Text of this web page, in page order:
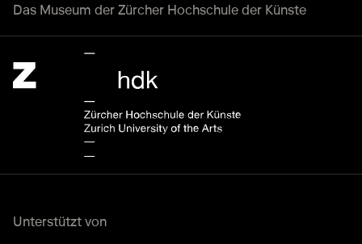
Das Museum der Zürcher Hochschule der Künste
Unterstützt von